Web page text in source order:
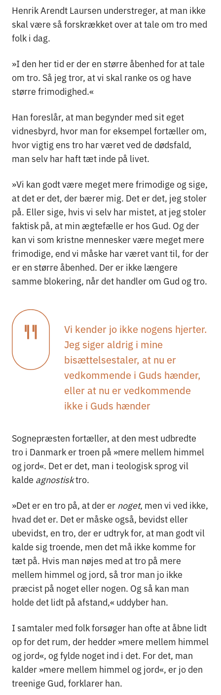
Henrik Arendt Laursen understreger, at man ikke
skal være så forskrækket over at tale om tro med
folk i dag.
»I den her tid er der en større åbenhed for at tale
om tro. Så jeg tror, at vi skal ranke os og have
større frimodighed.«
Han foreslår, at man begynder med sit eget
vidnesbyrd, hvor man for eksempel fortæller om,
hvor vigtig ens tro har været ved de dødsfald,
man selv har haft tæt inde på livet.
»Vi kan godt være meget mere frimodige og sige,
at det er det, der bærer mig. Det er det, jeg stoler
på. Eller sige, hvis vi selv har mistet, at jeg stoler
faktisk på, at min ægtefælle er hos Gud. Og der
kan vi som kristne mennesker være meget mere
frimodige, end vi måske har været vant til, for der
er en større åbenhed. Der er ikke længere
samme blokering, når det handler om Gud og tro.
Vi kender jo ikke nogens hjerter.
Jeg siger aldrig i mine
bisættelsestaler, at nu er
vedkommende i Guds hænder,
eller at nu er vedkommende
ikke i Guds hænder
Sognepræsten fortæller, at den mest udbredte
tro i Danmark er troen på »mere mellem himmel
og jord«. Det er det, man i teologisk sprog vil
kalde agnostisktro.
»Det er en tro på, at der er noget, men vi ved ikke,
hvad det er. Det er måske også, bevidst eller
ubevidst, en tro, der er udtryk for, at man godt vil
kalde sig troende, men det må ikke komme for
tæt på. Hvis man nøjes med at tro på mere
mellem himmel og jord, så tror man jo ikke
præcist på noget eller nogen. Og så kan man
holde det lidt på afstand,« uddyber han.
I samtaler med folk forsøger han ofte at åbne lidt
op for det rum, der hedder »mere mellem himmel
og jord«, og fylde noget ind i det. For det, man
kalder »mere mellem himmel og jord«, er jo den
treenige Gud, forklarer han.